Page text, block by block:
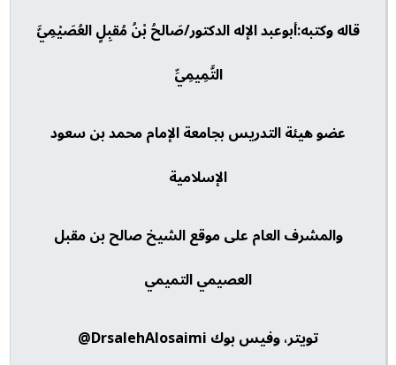
قاله وكتبه:أبوعبد الإله الدكتور/صَالحُ بْنُ مُقبِلٍ العُصَيْمِيَّ
التَّمِيمِيِّ
عضو هيئة التدريس بجامعة الإمام محمد بن سعود
الإسلامية
والمشرف العام على موقع الشيخ صالح بن مقبل
العصيمي التميمي
تويتر، وفيس بوك DrsalehAlosaimi@